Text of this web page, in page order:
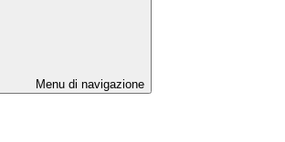
Menu di navigazione